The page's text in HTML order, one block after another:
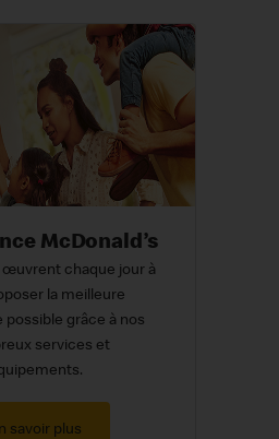
McDonald’s
œuvrent chaque jour à
la meilleure
possible grâce à nos
services et
savoir plus